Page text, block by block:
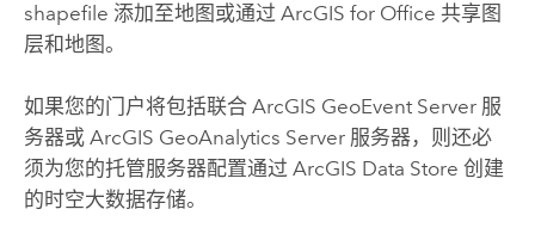
shapefile 添加至地图或通过 ArcGIS for Office 共享图
层和地图。
如果您的门户将包括联合 ArcGIS GeoEvent Server服
务器或 ArcGIS GeoAnalytics Server服务器，则还必
须为您的托管服务器配置通过 ArcGIS Data Store 创建
的时空大数据存储。